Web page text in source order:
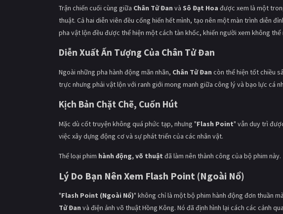
Trận chiến cuối cùng giữa Chân Tử Đan và Sô Đạt Hoa được xem là một
thuật. Cả hai diễn viên đều cống hiến hết mình, tạo nên một màn trình diễn
pha vật lộn đều được thể hiện một cách tàn khốc, khiến người xem không thể
Diễn Xuất Ấn Tượng Của Chân Tử Đan
Ngoài những pha hành động mãn nhãn, Chân Tử Đan còn thể hiện tốt chiều
trực nhưng phải vật lộn với ranh giới mong manh giữa công lý và bạo lực cá
Kịch Bản Chặt Chẽ, Cuốn Hút
Mặc dù cốt truyện không quá phức tạp, nhưng "Flash Point" vẫn duy trì
việc xây dựng động cơ và sự phát triển của các nhân vật.
Thể loại phim hành động, võ thuật đã làm nên thành công của bộ phim này.
Lý Do Bạn Nên Xem Flash Point (Ngoài Nổ)
"Flash Point (Ngoài Nổ)" không chỉ là một bộ phim hành động đơn thuần
Tử Đan và điện ảnh võ thuật Hồng Kông. Nó đã định hình lại cách các cảnh